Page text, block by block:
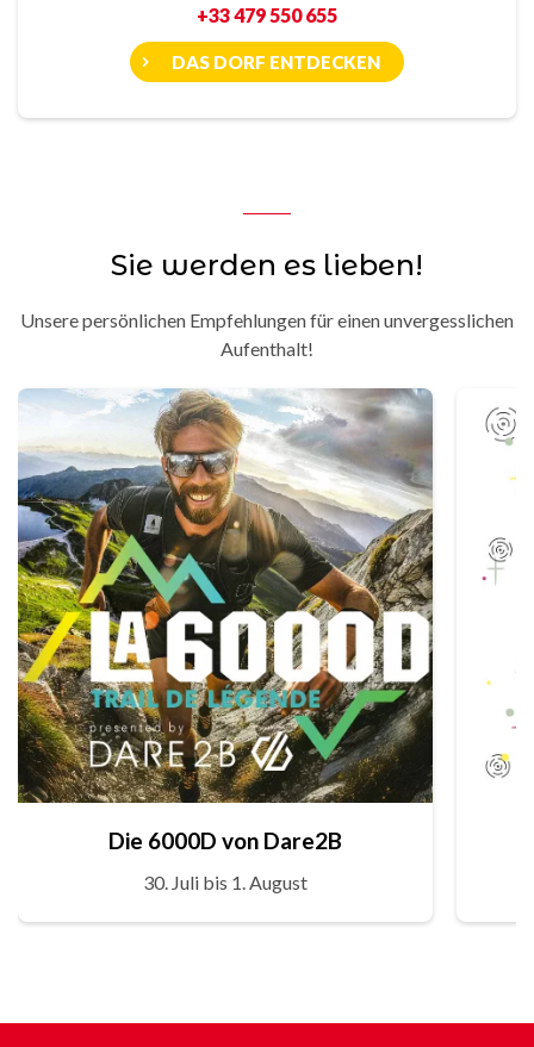
+33 479 550 655
DAS DORF ENTDECKEN
Sie werden es lieben!
Unsere persönlichen Empfehlungen für einen unvergesslichen
Aufenthalt!
Die 6000D von Dare2B
30. Juli bis 1. August